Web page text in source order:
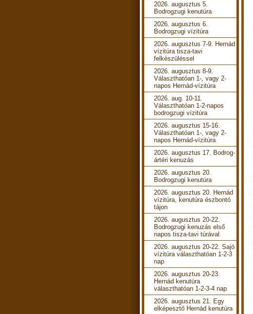
2026. augusztus 5.
Bodrogzugi kenutúra
2026. augusztus 6.
Bodrogzugi vízitúra
2026. augusztus 7-9. Hernád
vízitúra tisza-tavi
felkészüléssel
2026. augusztus 8-9.
Választhatóan 1-, vagy 2-
napos Hernád-vízitúra
2026. aug. 10-11.
Választhatóan 1-2-napos
bodrogzugi vízitúra
2026. augusztus 15-16.
Választhatóan 1-, vagy 2-
napos Hernád-vízitúra
2026. augusztus 17. Bodrog-
ártéri kenuzás
2026. augusztus 20.
Bodrogzugi kenutúra
2026. augusztus 20. Hernád
vízitúra, kenutúra észbontó
tájon
2026. augusztus 20-22.
Bodrogzugi kenuzás első
napos tisza-tavi túrával
2026. augusztus 20-22. Sajó
vízitúra választhatóan 1-2-3
nap
2026. augusztus 20-23.
Hernád kenutúra
választhatóan 1-2-3-4 nap
2026. augusztus 21. Egy
elképesztő Hernád kenutúra